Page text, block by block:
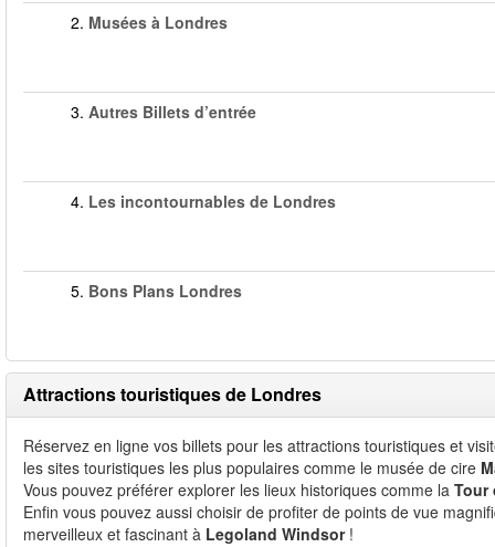
2. Musées à Londres
3. Autres Billets d’entrée
4. Les incontournables de Londres
5. Bons Plans Londres
Attractions touristiques de Londres
Réservez en ligne vos billets pour les attractions touristiques et
les sites touristiques les plus populaires comme le musée de cire
Vous pouvez préférer explorer les lieux historiques comme la Tour
Enfin vous pouvez aussi choisir de profiter de points de vue
merveilleux et fascinant à Legoland Windsor!